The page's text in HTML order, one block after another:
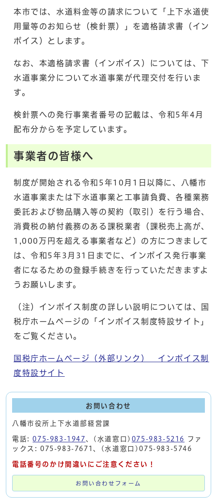
本市では、水道料金等の請求について「上下水道使
用量等のお知らせ（検針票）」を適格請求書（イン
ボイス）とします。
なお、本適格請求書（インボイス）については、下
水道事業分について水道事業が代理交付を行いま
す。
検針票への発行事業者番号の記載は、令和5年4月
配布分からを予定しています。
事業者の皆様へ
制度が開始される令和5年10月1日以降に、八幡市
水道事業または下水道事業と工事請負費、各種業務
委託および物品購入等の契約（取引）を行う場合、
消費税の納付義務のある課税業者（課税売上高が、
1,000万円を超える事業者など）の方につきまして
は、令和5年3月31日までに、インボイス発行事業
者になるための登録手続きを行っていただきますよ
うお願いします。
（注）インボイス制度の詳しい説明については、国
税庁ホームページの「インボイス制度特設サイト」
をご覧ください。
国税庁ホームページ（外部リンク） インボイス制
度特設サイト
お問い合わせ
八幡市役所上下水道部経営課
電話:075-983-1947 、(水道窓口) 075-983-5216
ファ
ックス: 075-983-7671、(水道窓口)075-983-5746
電話番号のかけ間違いにご注意ください！
お問い合わせフォーム